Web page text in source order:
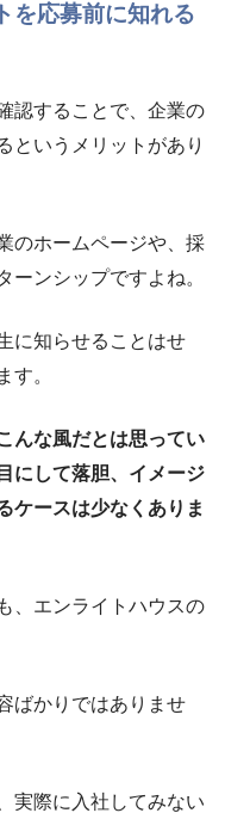
を応募前に知れる
認することで、企業の
というメリットがあり
のホームページや、採
ーンシップですよね。
に知らせることはせ
す。
んな風だとは思ってい
にして落胆、イメージ
ケースは少なくありま
、エンライトハウスの
ばかりではありませ
実際に入社してみない